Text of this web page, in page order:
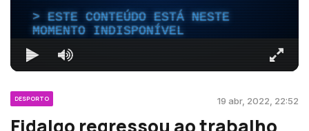
ESTE CONTEÚDO ESTÁ NESTE
MOMENTO INDISPONÍVEL
DESPORTO 19 abr, 2022, 22:52
Fidalgo regressou ao trabalho